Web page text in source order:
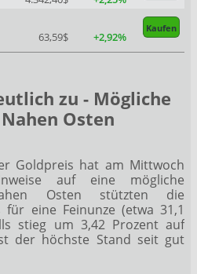
Kaufen
63,59$ +2,92%
zu - Mögliche
Osten
Goldpreis hat am Mittwoch
auf eine mögliche
Osten stützten die
eine Feinunze (etwa 31,1
stieg um 3,42 Prozent auf
der höchste Stand seit gut